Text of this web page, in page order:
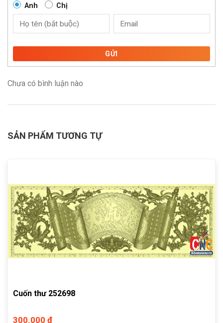
Anh Chị
GỬI
Chưa có bình luận nào
SẢN PHẨM TƯƠNG TỰ
Cuốn thư 252698
300.000 ₫